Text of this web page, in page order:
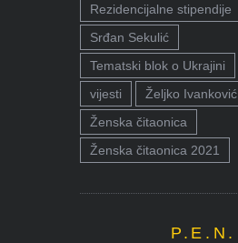
Rezidencijalne stipendije
Srđan Sekulić
Tematski blok o Ukrajini
vijesti
Željko Ivanković
Ženska čitaonica
Ženska čitaonica 2021
P.E.N.